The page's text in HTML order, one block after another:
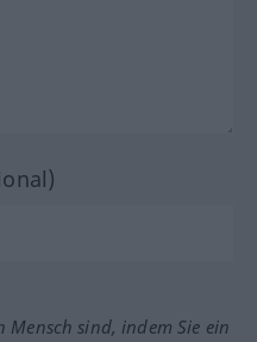
Mensch sind, indem Sie ein